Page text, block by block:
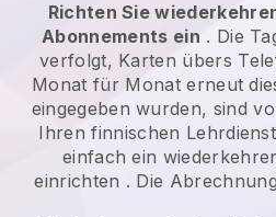
Richten Sie
Abonnements ein . Die
verfolgt, Karten übers
Monat für Monat erneut
eingegeben wurden, sind
Ihren finnischen
einfach ein
einrichten . Die